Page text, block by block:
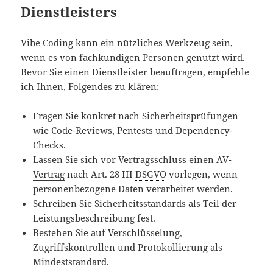
Dienstleisters
Vibe Coding kann ein nützliches Werkzeug sein,
wenn es von fachkundigen Personen genutzt wird.
Bevor Sie einen Dienstleister beauftragen, empfehle
ich Ihnen, Folgendes zu klären:
Fragen Sie konkret nach Sicherheitsprüfungen
wie Code-Reviews, Pentests und Dependency-
Checks.
Lassen Sie sich vor Vertragsschluss einen AV-
Vertrag nach Art. 28 IIIDSGVO vorlegen, wenn
personenbezogene Daten verarbeitet werden.
Schreiben Sie Sicherheitsstandards als Teil der
Leistungsbeschreibung fest.
Bestehen Sie auf Verschlüsselung,
Zugriffskontrollen und Protokollierung als
Mindeststandard.